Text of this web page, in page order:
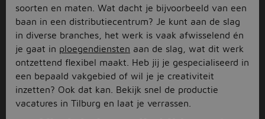
soorten en maten. Wat dacht je bijvoorbeeld van een
baan in een distributiecentrum? Je kunt aan de slag
in diverse branches, het werk is vaak afwisselend én
je gaat in ploegendiensten aan de slag, wat dit werk
ontzettend flexibel maakt. Heb jij je gespecialiseerd in
een bepaald vakgebied of wil je je creativiteit
inzetten? Ook dat kan. Bekijk snel de productie
vacatures in Tilburg en laat je verrassen.